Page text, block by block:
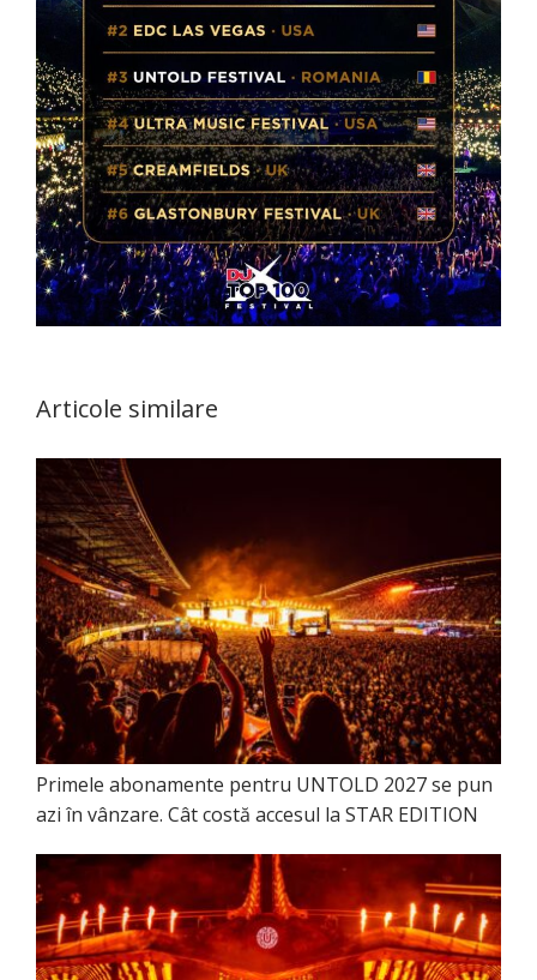
Articole similare
Primele abonamente pentru UNTOLD 2027 se pun
azi în vânzare. Cât costă accesul la STAR EDITION